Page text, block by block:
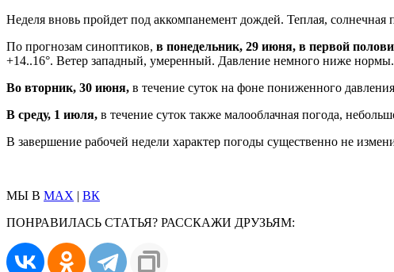
Неделя вновь пройдет под аккомпанемент дождей. Теплая, солнечная
По прогнозам синоптиков, в понедельник, 29 июня, в первой
+14..16°. Ветер западный, умеренный. Давление немного ниже нормы.
Во вторник, 30 июня, в течение суток на фоне пониженного
В среду, 1 июля, в течение суток также малооблачная погода,
В завершение рабочей недели характер погоды существенно не
МЫ В MAX | ВК
ПОНРАВИЛАСЬ СТАТЬЯ? РАССКАЖИ ДРУЗЬЯМ: